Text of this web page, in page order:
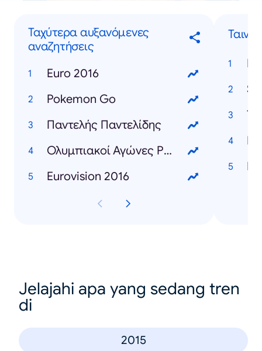
Ταχύτερα αυξανόμενες
αναζητήσεις
Euro 2016
Pokemon Go
Παντελής Παντελίδης
Ολυμπιακοί Αγώνες Ρίο 2016
Eurovision 2016
Jelajahi apa yang sedang tren
di
2015